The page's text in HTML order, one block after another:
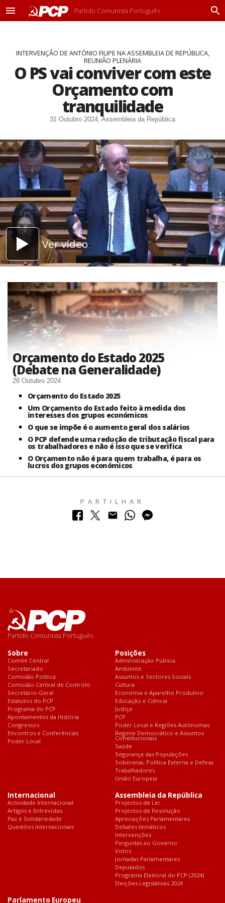
M
Partido Comunista Português
P
INTERVENÇÃO DE ANTÓNIO FILIPE NA ASSEMBLEIA DE REPÚBLICA,
REUNIÃO PLENÁRIA
O PS vai conviver com este
Orçamento com
tranquilidade
31 Outubro 2024, Assembleia da República
Ver vídeo
Orçamento do Estado 2025
(Debate na Generalidade)
28 Outubro 2024
Orçamento do Estado 2025
Um Orçamento do Estado feito à medida dos
interesses dos grupos económicos
O que se impõe é o aumento geral dos salários
O PCP defende uma redução de tributação fiscal para
os trabalhadores e não é isso que se verifica
O Orçamento não é para quem trabalha, é para os
lucros dos grupos económicos
PARTILHAR
Partido Comunista Português
Sobre
Comité Central
Secretariado
Comissão Política
Comissão Central de Controlo
Secretário-Geral
Estatutos do PCP
Programa do PCP
Apontamentos da História
Congressos
Encontros e Conferências
Poder Local
Posições
Administração Pública
Ambiente
Assuntos e Sectores Sociais
Cultura
Economia e Aparelho Produtivo
Educação e Ciência
Justiça
PCP
Poder Local e Regiões Autónomas
Regime Democrático e Assuntos
Constitucionais
Saúde
Segurança das Populações
Soberania, Política Externa e Defesa
Trabalhadores
União Europeia
Internacional
Actividade Internacional
Artigos e Entrevistas
Paz e Solidariedade
Questões Internacionais
Assembleia da República
Projectos de Lei
Projectos de Resolução
Apreciações Parlamentares
Debates temáticos
Intervenções
Perguntas ao Governo
Votos
Jornadas Parlamentares
Deputados
Programa Eleitoral do PCP (2024)
Eleições Legislativas 2024
Parlamento Europeu